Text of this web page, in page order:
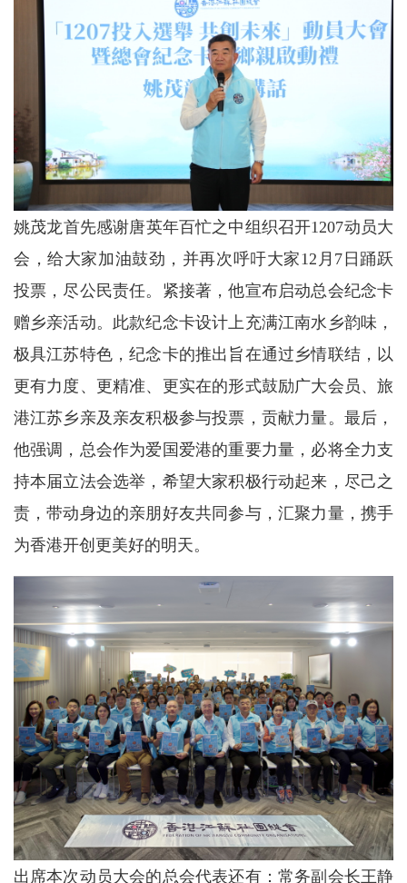
姚茂龙首先感谢唐英年百忙之中组织召开1207动员大
会，给大家加油鼓劲，并再次呼吁大家12月7日踊跃
投票，尽公民责任。紧接著，他宣布启动总会纪念卡
赠乡亲活动。此款纪念卡设计上充满江南水乡韵味，
极具江苏特色，纪念卡的推出旨在通过乡情联结，以
更有力度、更精准、更实在的形式鼓励广大会员、旅
港江苏乡亲及亲友积极参与投票，贡献力量。最后，
他强调，总会作为爱国爱港的重要力量，必将全力支
持本届立法会选举，希望大家积极行动起来，尽己之
责，带动身边的亲朋好友共同参与，汇聚力量，携手
为香港开创更美好的明天。
出席本次动员大会的总会代表还有：常务副会长王静